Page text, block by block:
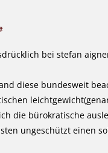
bei stefan
diese bundesweit
die bürokratische
ungeschützt einen